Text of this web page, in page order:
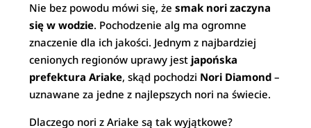
Nie bez powodu mówi się, żesmak nori zaczyna
się w wodzie. Pochodzenie alg ma ogromne
znaczenie dla ich jakości. Jednym z najbardziej
cenionych regionów uprawy jest japońska
prefektura Ariake, skąd pochodzi Nori Diamond –
uznawane za jedne z najlepszych nori na świecie.
Dlaczego nori z Ariake są tak wyjątkowe?